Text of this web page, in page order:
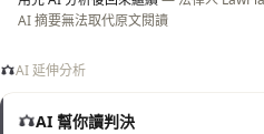
AI 摘要無法取代原文閱讀
AI 延伸分析
AI 幫你讀判決